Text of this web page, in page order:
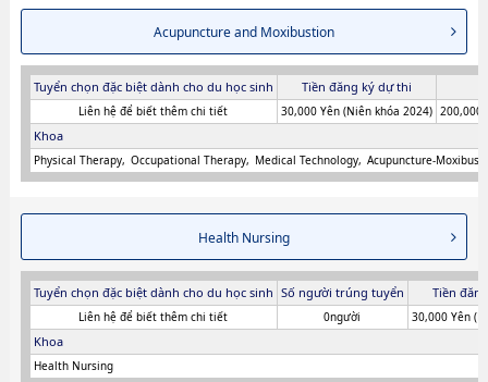
Acupuncture and Moxibustion
Tuyển chọn đặc biệt dành cho du học sinh Tiền đăng ký dự thi
Liên hệ để biết thêm chi tiết 30,000 Yên (Niên khóa 2024) 200,000
Khoa
Physical Therapy Occupational Therapy Medical Technology Acupuncture-
Health Nursing
Tuyển chọn đặc biệt dành cho du học sinh Số người trúng tuyển Tiền
Liên hệ để biết thêm chi tiết 0người 30,000 Yên
Khoa
Health Nursing